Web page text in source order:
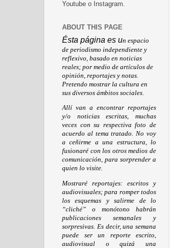
Youtube o Instagram.
ABOUT THIS PAGE
Ésta página es un espacio
de periodismo independiente y
reflexivo, basado en noticias
reales; por medio de artículos de
opinión, reportajes y notas.
Pretendo mostrar la cultura en
sus diversos ámbitos sociales.
Allí van a encontrar reportajes
y/o noticias escritas, muchas
veces con su respectiva foto de
acuerdo al tema tratado. No voy
a ceñirme a una estructura, lo
fusionaré con los otros medios de
comunicación, para sorprender a
quien lo visite.
Mostraré reportajes: escritos y
audiovisuales; para romper todos
los esquemas y salirme de lo
“cliché” o monótono habrán
publicaciones semanales y
sorpresivas. Es decir, una semana
puede ser un reporte escrito,
audiovisual o quizá una